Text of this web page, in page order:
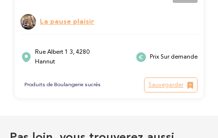
La pause plaisir
Rue Albert 1 3, 4280
Hannut
Prix Sur demande
Produits de Boulangerie sucrés Sauvegarder